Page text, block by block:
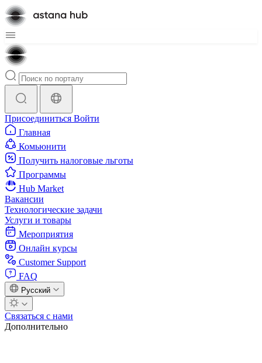
Присоединиться Войти
Главная
Комьюнити
Получить налоговые льготы
Программы
Hub Market
Вакансии
Технологические задачи
Услуги и товары
Мероприятия
Онлайн курсы
Customer Support
FAQ
Русский
Связаться с нами
Дополнительно